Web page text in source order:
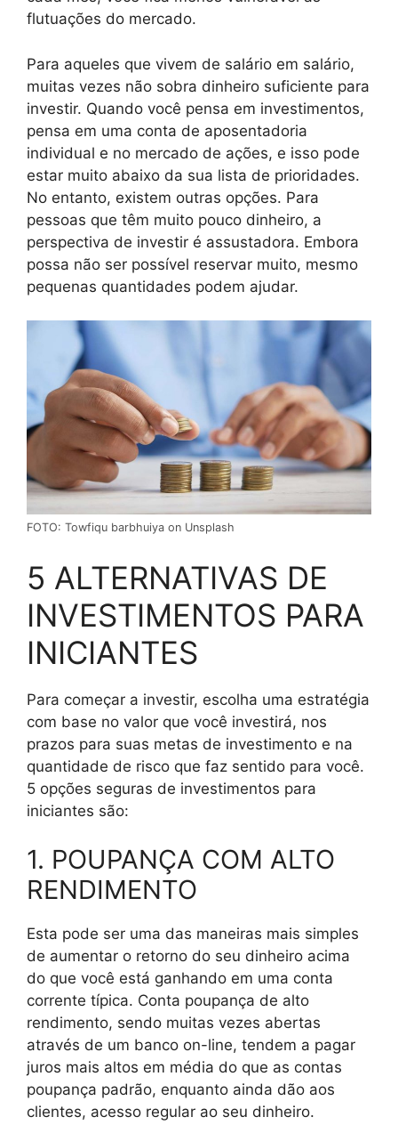
flutuações do mercado.
Para aqueles que vivem de salário em salário,
muitas vezes não sobra dinheiro suficiente para
investir. Quando você pensa em investimentos,
pensa em uma conta de aposentadoria
individual e no mercado de ações, e isso pode
estar muito abaixo da sua lista de prioridades.
No entanto, existem outras opções. Para
pessoas que têm muito pouco dinheiro, a
perspectiva de investir é assustadora. Embora
possa não ser possível reservar muito, mesmo
pequenas quantidades podem ajudar.
FOTO: Towfiqu barbhuiya on Unsplash
5 ALTERNATIVAS DE
INVESTIMENTOS PARA
INICIANTES
Para começar a investir, escolha uma estratégia
com base no valor que você investirá, nos
prazos para suas metas de investimento e na
quantidade de risco que faz sentido para você.
5 opções seguras de investimentos para
iniciantes são:
1. POUPANÇA COM ALTO
RENDIMENTO
Esta pode ser uma das maneiras mais simples
de aumentar o retorno do seu dinheiro acima
do que você está ganhando em uma conta
corrente típica. Conta poupança de alto
rendimento, sendo muitas vezes abertas
através de um banco on-line, tendem a pagar
juros mais altos em média do que as contas
poupança padrão, enquanto ainda dão aos
clientes, acesso regular ao seu dinheiro.